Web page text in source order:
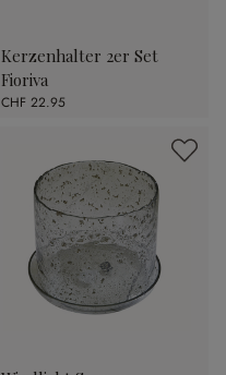
Kerzenhalter 2er Set
Fioriva
CHF 22.95